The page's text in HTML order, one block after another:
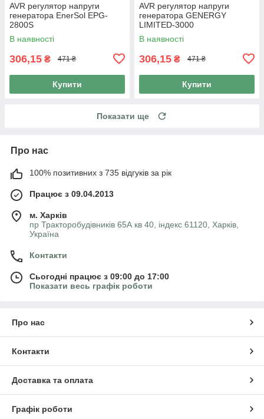
AVR регулятор напруги
генератора EnerSol EPG-
2800S
В наявності
306,15 ₴ 471 ₴
Купити
AVR регулятор напруги
генератора GENERGY
LIMITED-3000
В наявності
306,15 ₴ 471 ₴
Купити
Показати ще
Про нас
100% позитивних з 735 відгуків за рік
Працює з 09.04.2013
м. Харків
пр Тракторобудівників 65А кв 40, індекс 61120, Харків,
Україна
Контакти
Сьогодні працює з 09:00 до 17:00
Показати весь графік роботи
Про нас
Контакти
Доставка та оплата
Графік роботи